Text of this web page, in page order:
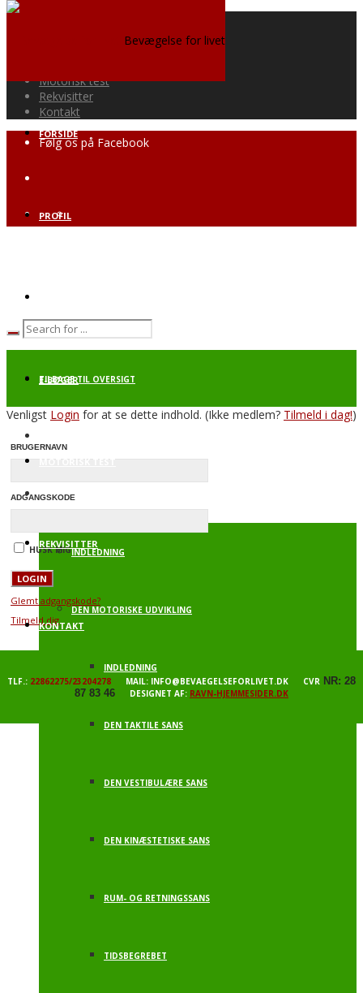
Motorisk test
Rekvisitter
Kontakt
Følg os på Facebook
Bevægelse for livet
FORSIDE
PROFIL
E-BØGER
MOTORISK TEST
REKVISITTER
KONTAKT
TILBAGE TIL OVERSIGT
BAGGRUNDSVIDEN
INDLEDNING
DEN MOTORISKE UDVIKLING
INDLEDNING
DEN TAKTILE SANS
DEN VESTIBULÆRE SANS
DEN KINÆSTETISKE SANS
RUM- OG RETNINGSSANS
TIDSBEGREBET
Venligst Login for at se dette indhold. (Ikke medlem? Tilmeld i dag!)
BRUGERNAVN
ADGANGSKODE
HUSK MIG
Glemt adgangskode?
Tilmeld dig
TLF.: 22862275/23204278 MAIL: INFO@BEVAEGELSEFORLIVET.DK CVR NR: 28
87 83 46 DESIGNET AF: RAVN-HJEMMESIDER.DK